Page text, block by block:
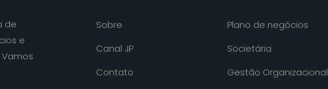
de
e
Sobre
Canal JP
Contato
Plano de negócios
Societária
Gestão Organizacional